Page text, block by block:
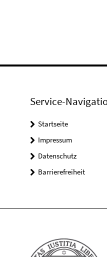
Service-
Startseite
Impressum
Datenschutz
Barrierefreiheit